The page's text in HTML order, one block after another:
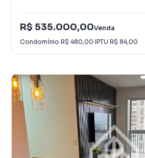
R$ 535.000,00Venda
Condomínio R$ 480,00·IPTU R$ 84,00